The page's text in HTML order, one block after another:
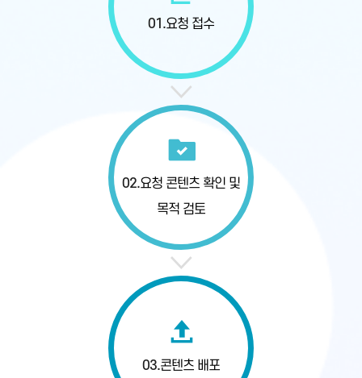
01.요청 접수
02.요청 콘텐츠 확인 및
목적 검토
03.콘텐츠 배포